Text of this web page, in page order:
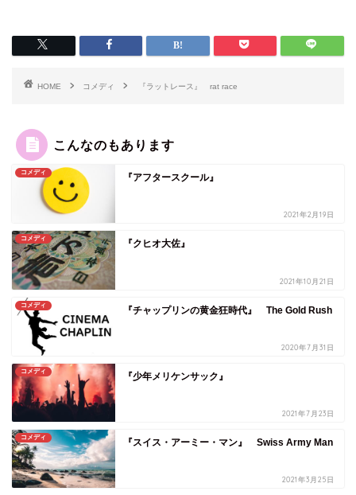
HOME コメディ 『ラットレース』 rat race
こんなのもあります
コメディ 『アフタースクール』
2021年2月19日
コメディ 『クヒオ大佐』
2021年10月21日
コメディ 『チャップリンの黄金狂時代』 The Gold Rush
2020年7月31日
コメディ 『少年メリケンサック』
2021年7月23日
コメディ 『スイス・アーミー・マン』 Swiss Army Man
2021年3月25日